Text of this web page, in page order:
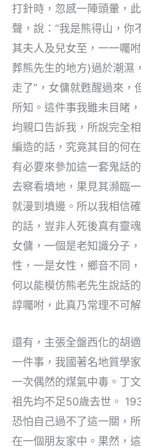
打針時，忽感一陣頭暈，
聲，說：“我是熊得山，你
其夫人及兒女至，一一囑
葬熊先生的地方)過於潮濕
走了”，女傭就甦醒過來，
所知。這件事我雖未目睹
均親口告訴我，所說完全
編造的話，究竟其目的何
有必要來參加這一套鬼話
去察看墳地，果見其瀕臨
就漫到墳邊。所以我相信
的話，豈非人死後真有靈
女傭，一個是老知識分子
性，一是女性，鄉音不同
何以能模仿熊老先生說話
諄囑咐，此真乃常理不可解
還有，主張全盤西化的胡
一件事，我國著名地質學
一次偶然的煤氣中毒。丁
祖先均不足50歲去世。
恐怕自己過不了這一關，
在一個朋友家中。果然，